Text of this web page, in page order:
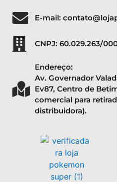
E-mail:
CNPJ: 60.029.263/
Endereço:
Av. Governador
Ev87, Centro de
comercial para
distribuidora).